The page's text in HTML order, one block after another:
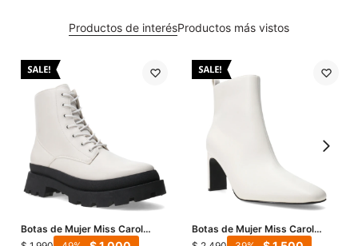
Productos de interésProductos más vistos
Botas de Mujer Miss Carol
Catania - Blanco
Botas de Mujer Miss Carol
Turmal - Blanco